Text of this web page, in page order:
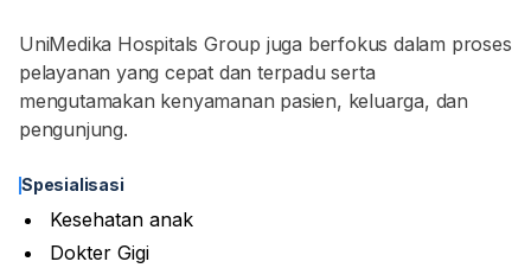
UniMedika Hospitals Group juga berfokus dalam proses
pelayanan yang cepat dan terpadu serta
mengutamakan kenyamanan pasien, keluarga, dan
pengunjung.
Spesialisasi
Kesehatan anak
Dokter Gigi